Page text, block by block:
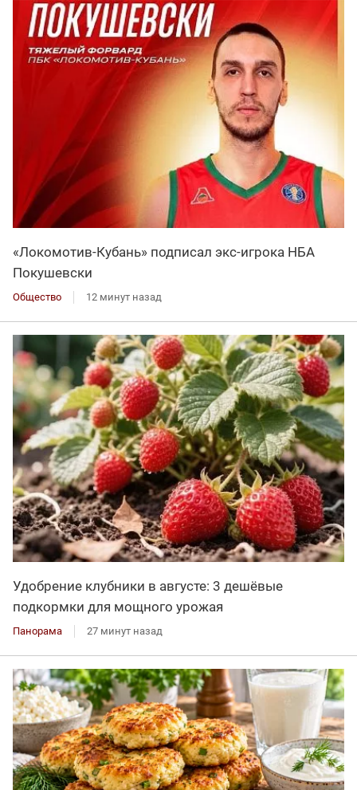
«Локомотив-Кубань» подписал экс-игрока НБА
Покушевски
Общество 12 минут назад
Удобрение клубники в августе: 3 дешёвые
подкормки для мощного урожая
Панорама 27 минут назад